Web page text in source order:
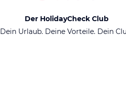
Der HolidayCheck Club
Dein Urlaub. Deine Vorteile. Dein